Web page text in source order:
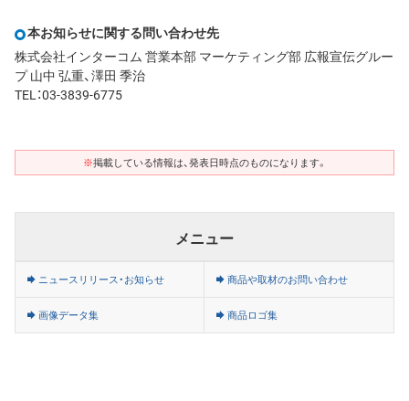
本お知らせに関する問い合わせ先
株式会社インターコム 営業本部 マーケティング部 広報宣伝グルー
プ 山中 弘重、澤田 季治
TEL：03-3839-6775
※掲載している情報は、発表日時点のものになります。
メニュー
ニュースリリース・お知らせ 商品や取材のお問い合わせ
画像データ集 商品ロゴ集